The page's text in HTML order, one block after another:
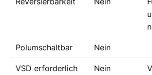
Polumschaltbar Nein
VSD erforderlich Nein